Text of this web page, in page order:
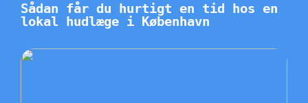
Sådan får du hurtigt en tid hos en
lokal hudlæge i København